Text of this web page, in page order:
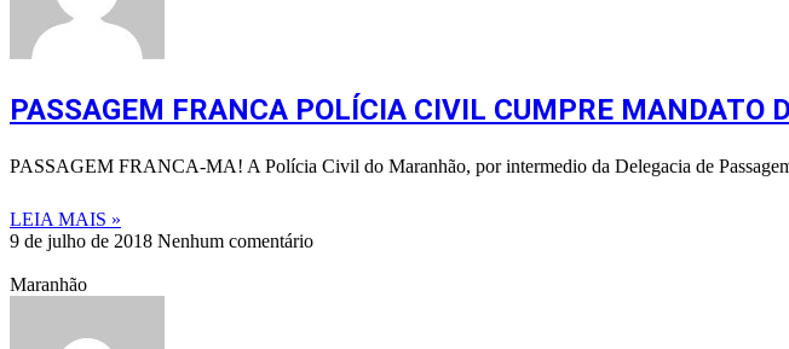
PASSAGEM FRANCA POLÍCIA CIVIL CUMPRE MANDATO
PASSAGEM FRANCA-MA! A Polícia Civil do Maranhão, por intermedio da Delegacia de
LEIA MAIS »
9 de julho de 2018 Nenhum comentário
Maranhão